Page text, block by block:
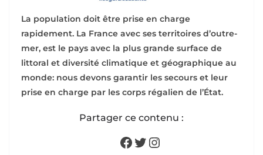
La population doit être prise en charge
rapidement. La France avec ses territoires d’outre-
mer, est le pays avec la plus grande surface de
littoral et diversité climatique et géographique au
monde: nous devons garantir les secours et leur
prise en charge par les corps régalien de l’État.
Partager ce contenu :
Facebook
Twitter
Instagram